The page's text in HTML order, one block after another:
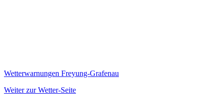
Wetterwarnungen Freyung-Grafenau
Weiter zur Wetter-Seite